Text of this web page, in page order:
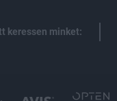
keressen minket: